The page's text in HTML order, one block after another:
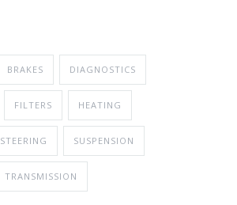
BRAKES DIAGNOSTICS
FILTERS HEATING
STEERING SUSPENSION
TRANSMISSION